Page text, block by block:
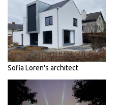
Sofia Loren's architect